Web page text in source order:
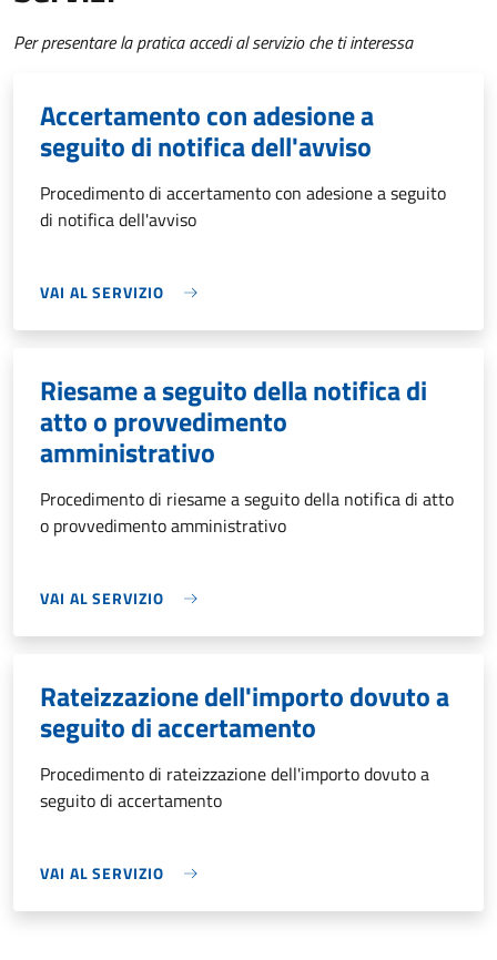
Per presentare la pratica accedi al servizio che ti interessa
Accertamento con adesione a
seguito di notifica dell'avviso
Procedimento di accertamento con adesione a seguito
di notifica dell'avviso
VAI AL SERVIZIO
Riesame a seguito della notifica di
atto o provvedimento
amministrativo
Procedimento di riesame a seguito della notifica di atto
o provvedimento amministrativo
VAI AL SERVIZIO
Rateizzazione dell'importo dovuto a
seguito di accertamento
Procedimento di rateizzazione dell'importo dovuto a
seguito di accertamento
VAI AL SERVIZIO